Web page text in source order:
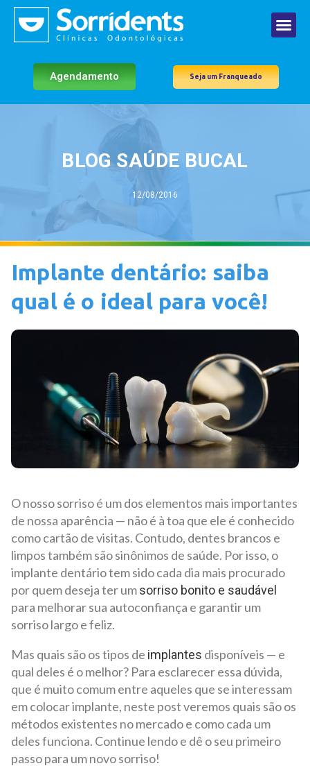
Agendamento Seja um Franqueado
BLOG SAÚDE BUCAL
12/08/2016
Implante dentário: saiba
qual é o ideal para você!
O nosso sorriso é um dos elementos mais importantes
de nossa aparência — não é à toa que ele é conhecido
como cartão de visitas. Contudo, dentes brancos e
limpos também são sinônimos de saúde. Por isso, o
implante dentário tem sido cada dia mais procurado
por quem deseja ter umsorriso bonito e saudável
para melhorar sua autoconfiança e garantir um
sorriso largo e feliz.
Mas quais são os tipos de implantes disponíveis — e
qual deles é o melhor? Para esclarecer essa dúvida,
que é muito comum entre aqueles que se interessam
em colocar implante, neste post veremos quais são os
métodos existentes no mercado e como cada um
deles funciona. Continue lendo e dê o seu primeiro
passo para um novo sorriso!